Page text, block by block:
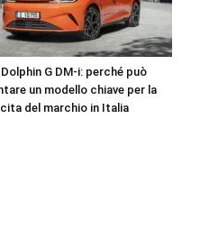
Dolphin G DM-i: perché può
un modello chiave per la
del marchio in Italia